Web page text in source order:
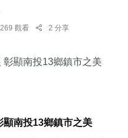
觀看 2 分享
顯南投13鄉鎮市之美